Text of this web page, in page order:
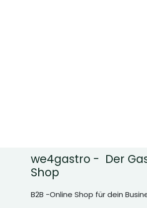
we4gastro - Der
Shop
B2B -Online Shop für dein